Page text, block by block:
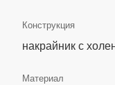
Конструкция
накрайник с
Материал